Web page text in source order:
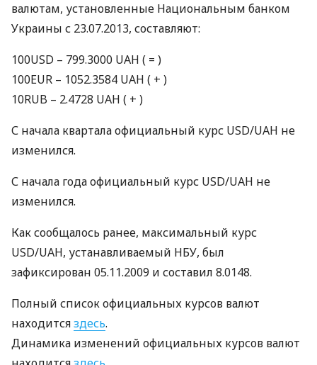
валютам, установленные Национальным банком
Украины с 23.07.2013, составляют:
100USD – 799.3000 UAH ( = )
100EUR – 1052.3584 UAH ( + )
10RUB – 2.4728 UAH ( + )
С начала квартала официальный курс USD/UAH не
изменился.
С начала года официальный курс USD/UAH не
изменился.
Как сообщалось ранее, максимальный курс
USD/UAH, устанавливаемый НБУ, был
зафиксирован 05.11.2009 и составил 8.0148.
Полный список официальных курсов валют
находитсяздесь.
Динамика изменений официальных курсов валют